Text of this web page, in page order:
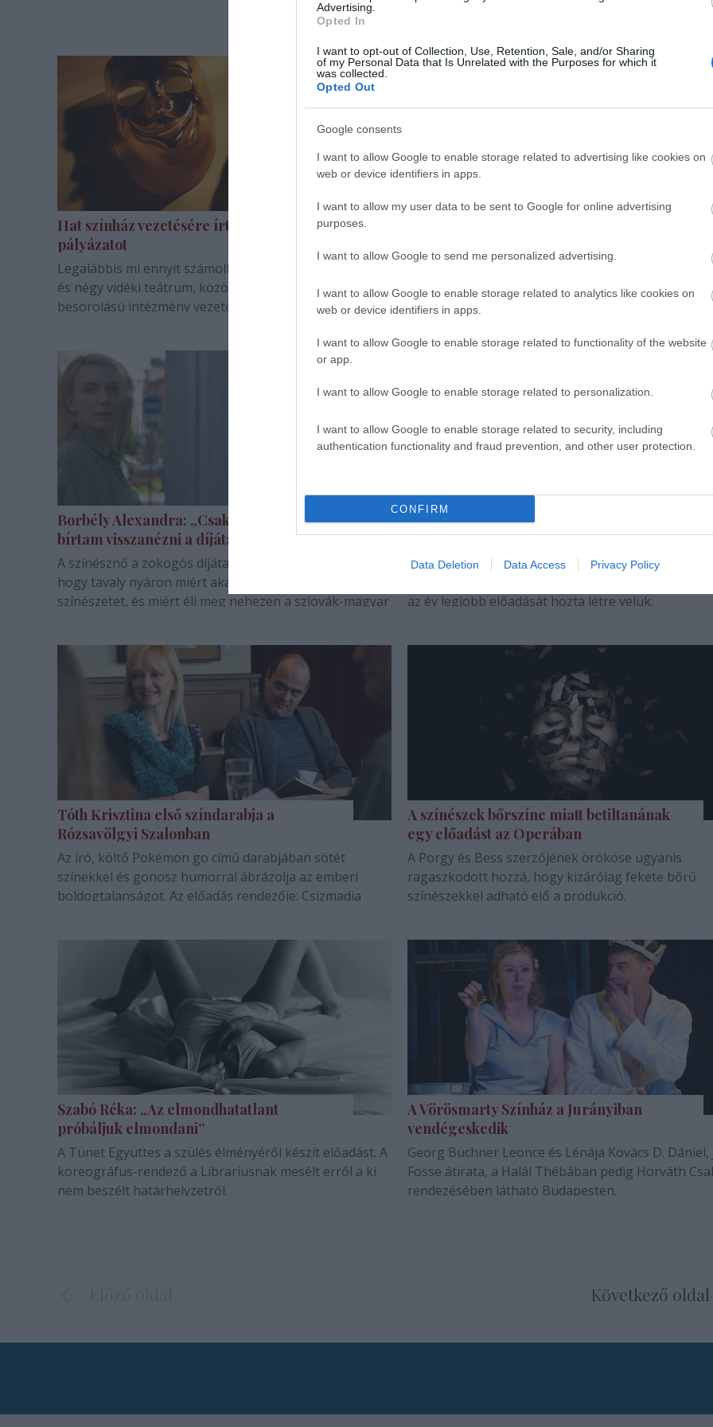
Advertising.
Opted In
I want to opt-out of Collection, Use, Retention, Sale, and/or Sharing
of my Personal Data that Is Unrelated with the Purposes for which it
was collected.
Opted Out
Google consents
I want to allow Google to enable storage related to advertising like cookies on
web or device identifiers in apps.
I want to allow my user data to be sent to Google for online advertising
purposes.
I want to allow Google to send me personalized advertising.
I want to allow Google to enable storage related to analytics like cookies on
web or device identifiers in apps.
I want to allow Google to enable storage related to functionality of the website
or app.
I want to allow Google to enable storage related to personalization.
I want to allow Google to enable storage related to security, including
authentication functionality and fraud prevention, and other user protection.
CONFIRM
Data Deletion Data Access Privacy Policy
Hat színház vezetésére írtak ki idén
pályázatot
Legalábbis mi ennyit számoltunk össze: két budapesti
és négy vidéki teátrum, közötte három nemzeti
besorolású intézmény vezetőjének a mandátuma jár le
Különleges helyszínen és különös helyzetből
a Gólem Színház Szakácskönyv a túlélésért című
előadását. Interjú a színészekkel.
Borbély Alexandra: „Csak lenémítva
bírtam visszanézni a díjátadót”
A színésznő a zokogós díjátadó mellett arról is mesélt,
hogy tavaly nyáron miért akarta abbahagyni a
színészetet, és miért éli meg nehezen a szlovák-magyar
Radu Afrim Részegeket rendez
Marosvásárhelyen
A román rendező immár negyedik alkalommal
az év legjobb előadását hozta létre velük.
Tóth Krisztina első színdarabja a
Rózsavölgyi Szalonban
Az író, költő Pokémon go című darabjában sötét
színekkel és gonosz humorral ábrázolja az emberi
boldogtalanságot. Az előadás rendezője: Csizmadia
A színészek bőrszíne miatt betiltanának
egy előadást az Operában
A Porgy és Bess szerzőjének örököse ugyanis
ragaszkodott hozzá, hogy kizárólag fekete bőrű
színészekkel adható elő a produkció.
Szabó Réka: „Az elmondhatatlant
próbáljuk elmondani”
A Tünet Együttes a szülés élményéről készít előadást. A
koreográfus-rendező a Librariusnak mesélt erről a ki
nem beszélt határhelyzetről.
A Vörösmarty Színház a Jurányiban
vendégeskedik
Georg Büchner Leonce és Lénája Kovács D. Dániel,
Fosse átirata, a Halál Thébában pedig Horváth
rendezésében látható Budapesten.
Következő oldal